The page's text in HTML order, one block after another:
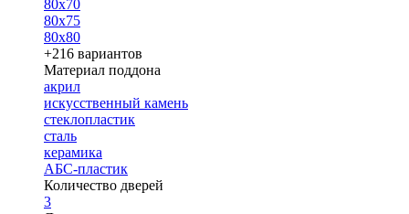
80х70
80х75
80х80
+216 вариантов
Материал поддона
акрил
искусственный камень
стеклопластик
сталь
керамика
АБС-пластик
Количество дверей
3